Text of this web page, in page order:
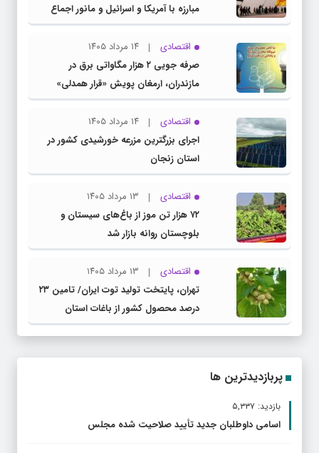
مبارزه با آمریکا و اسرائیل و مانور اجماع
جبهه مقاومت و ملت‌های آزادی‌خواه در برابر
استکبار بود
اقتصادی
۱۴ مرداد ۱۴۰۵
صرفه جویی ۲ هزار مگاواتی برق در
مازندران، ارمغان پویش «قرار همدلی»
اقتصادی
۱۴ مرداد ۱۴۰۵
اجرای بزرگترین مزرعه خورشیدی کشور در
استان زنجان
اقتصادی
۱۳ مرداد ۱۴۰۵
۷۲ هزار تن موز از باغ‌های سیستان و
بلوچستان روانه بازار شد
اقتصادی
۱۳ مرداد ۱۴۰۵
تهران، پایتخت تولید توت ایران/ تامین ۲۳
درصد محصول کشور از باغات استان
پربازدیدترین ها
بازدید: ۵,۳۳۷
اسامی داوطلبان جدید تأیید صلاحیت شده مجلس